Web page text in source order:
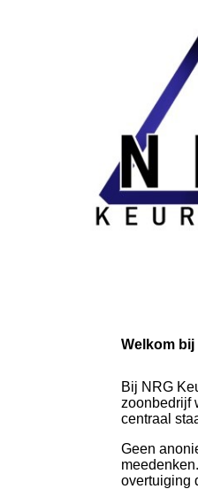
Welkom bij
Bij NRG
zoonbedrijf
centraal
Geen
overtuiging